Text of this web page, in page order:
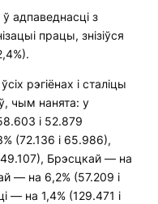
адпаведнасці з
працы, знізіўся
рэгіёнах і сталіцы
чым нанята: у
і 52.879
(72.136 і 65.986),
Брэсцкай — на
— на 6,2% (57.209 і
— на 1,4% (129.471 і